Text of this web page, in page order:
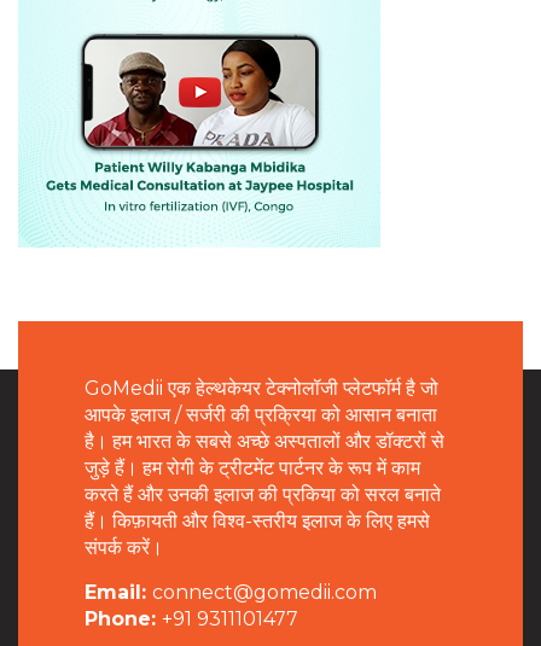
GoMedii एक हेल्थकेयर टेक्नोलॉजी प्लेटफॉर्म है जो
आपके इलाज / सर्जरी की प्रक्रिया को आसान बनाता
है। हम भारत के सबसे अच्छे अस्पतालों और डॉक्टरों से
जुड़े हैं। हम रोगी के ट्रीटमेंट पार्टनर के रूप में काम
करते हैं और उनकी इलाज की प्रकिया को सरल बनाते
हैं। किफ़ायती और विश्व-स्तरीय इलाज के लिए हमसे
संपर्क करें।
Email: connect@gomedii.com
Phone: +91 9311101477